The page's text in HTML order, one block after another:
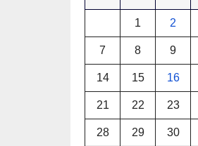
1 2
7 8 9
14 15 16
21 22 23
28 29 30